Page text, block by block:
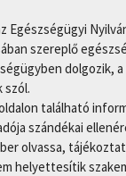
Egészségügyi
szereplő
dolgozik,
szól.
található
szándékai
olvassa,
helyettesítik